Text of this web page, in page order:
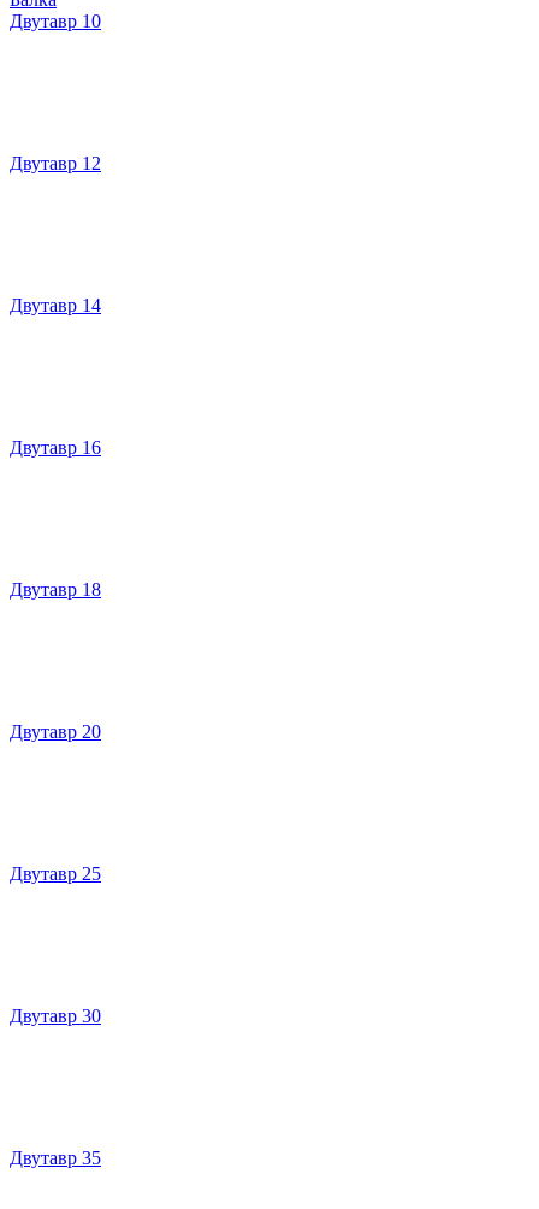
Двутавр 10
Двутавр 12
Двутавр 14
Двутавр 16
Двутавр 18
Двутавр 20
Двутавр 25
Двутавр 30
Двутавр 35